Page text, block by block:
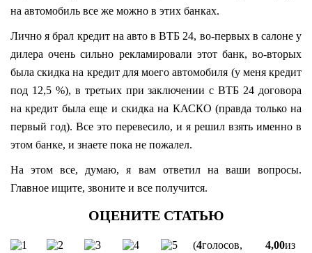
на автомобиль все же можно в этих банках.
Лично я брал кредит на авто в ВТБ 24, во-первых в салоне у
дилера очень сильно рекламировали этот банк, во-вторых
была скидка на кредит для моего автомобиля (у меня кредит
под 12,5 %), в третьих при заключении с ВТБ 24 договора
на кредит была еще и скидка на КАСКО (правда только на
первый год). Все это перевесило, и я решил взять именно в
этом банке, и знаете пока не пожалел.
На этом все, думаю, я вам ответил на ваши вопросы.
Главное ищите, звоните и все получится.
(4голосов,
4,00из